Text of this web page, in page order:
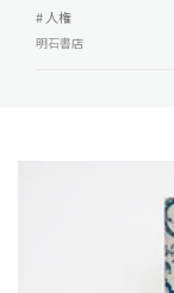
# 人権
明石書店